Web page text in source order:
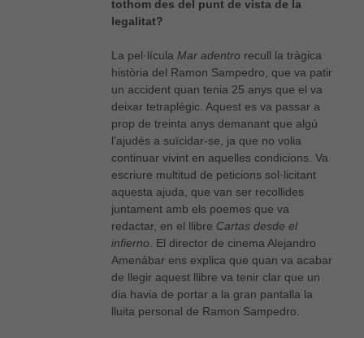
tothom des del punt de vista de la
legalitat?
La pel·lícula Mar adentro recull la tràgica
història del Ramon Sampedro, que va patir
un accident quan tenia 25 anys que el va
deixar tetraplègic. Aquest es va passar a
prop de treinta anys demanant que algú
l’ajudés a suïcidar-se, ja que no volia
continuar vivint en aquelles condicions. Va
escriure multitud de peticions sol·licitant
aquesta ajuda, que van ser recollides
juntament amb els poemes que va
redactar, en el llibre Cartas desde el
infierno . El director de cinema Alejandro
Amenábar ens explica que quan va acabar
de llegir aquest llibre va tenir clar que un
dia havia de portar a la gran pantalla la
lluita personal de Ramon Sampedro.